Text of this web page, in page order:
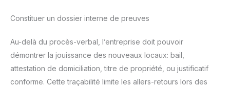
Constituer un dossier interne de preuves
Au-delà du procès-verbal, l’entreprise doit pouvoir
démontrer la jouissance des nouveaux locaux: bail,
attestation de domiciliation, titre de propriété, ou justificatif
conforme. Cette traçabilité limite les allers-retours lors des